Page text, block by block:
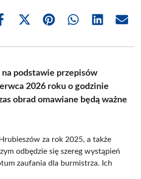
Share
Share
(Twitter)
Share Share Share Share
podstawie przepisów
2026 roku o godzinie
obrad omawiane będą ważne
za rok 2025, a także
odbędzie się szereg wystąpień
zaufania dla burmistrza. Ich